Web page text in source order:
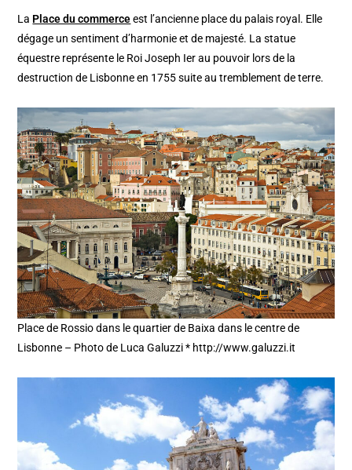
La Place du commerceest l’ancienne place du palais royal. Elle
dégage un sentiment d’harmonie et de majesté. La statue
équestre représente le Roi Joseph Ier au pouvoir lors de la
destruction de Lisbonne en 1755 suite au tremblement de terre.
Place de Rossio dans le quartier de Baixa dans le centre de
Lisbonne – Photo de Luca Galuzzi * http://www.galuzzi.it